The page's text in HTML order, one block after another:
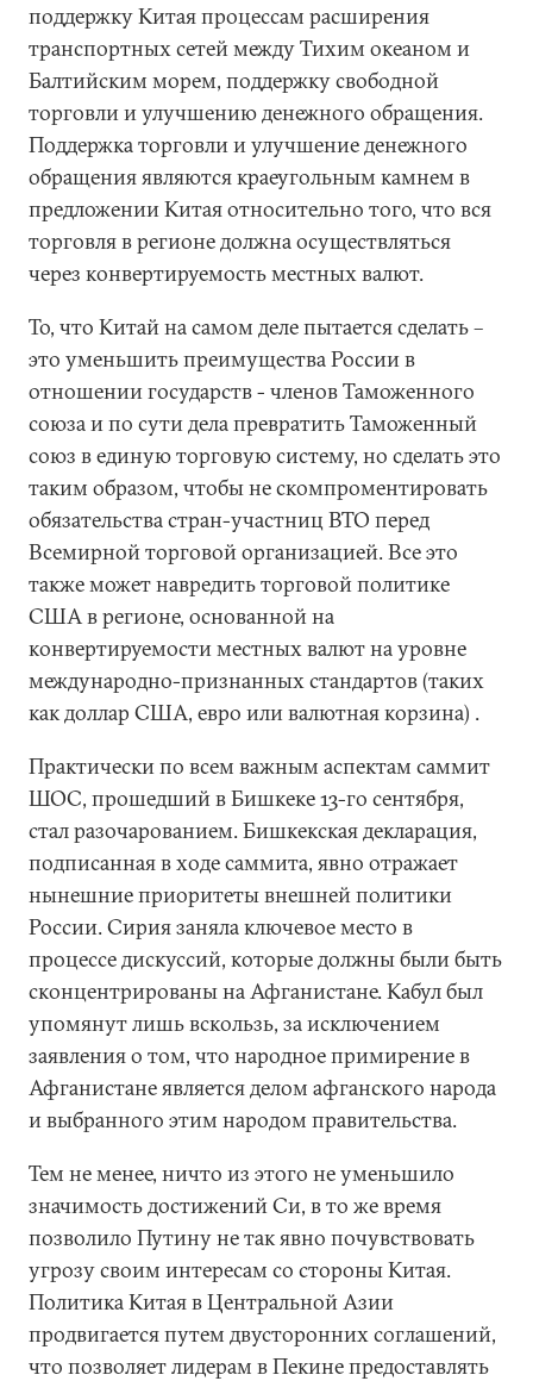
поддержку Китая процессам расширения
транспортных сетей между Тихим океаном и
Балтийским морем, поддержку свободной
торговли и улучшению денежного обращения.
Поддержка торговли и улучшение денежного
обращения являются краеугольным камнем в
предложении Китая относительно того, что вся
торговля в регионе должна осуществляться
через конвертируемость местных валют.
То, что Китай на самом деле пытается сделать –
это уменьшить преимущества России в
отношении государств - членов Таможенного
союза и по сути дела превратить Таможенный
союз в единую торговую систему, но сделать это
таким образом, чтобы не скомпроментировать
обязательства стран-участниц ВТО перед
Всемирной торговой организацией. Все это
также может навредить торговой политике
США в регионе, основанной на
конвертируемости местных валют на уровне
международно-признанных стандартов (таких
как доллар США, евро или валютная корзина) .
Практически по всем важным аспектам саммит
ШОС, прошедший в Бишкеке 13-го сентября,
стал разочарованием. Бишкекская декларация,
подписанная в ходе саммита, явно отражает
нынешние приоритеты внешней политики
России. Сирия заняла ключевое место в
процессе дискуссий, которые должны были быть
сконцентрированы на Афганистане. Кабул был
упомянут лишь вскользь, за исключением
заявления о том, что народное примирение в
Афганистане является делом афганского народа
и выбранного этим народом правительства.
Тем не менее, ничто из этого не уменьшило
значимость достижений Си, в то же время
позволило Путину не так явно почувствовать
угрозу своим интересам со стороны Китая.
Политика Китая в Центральной Азии
продвигается путем двусторонних соглашений,
что позволяет лидерам в Пекине предоставлять